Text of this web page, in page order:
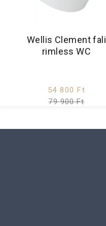
Wellis Clement fali
rimless WC
54 800 Ft
79 900 Ft